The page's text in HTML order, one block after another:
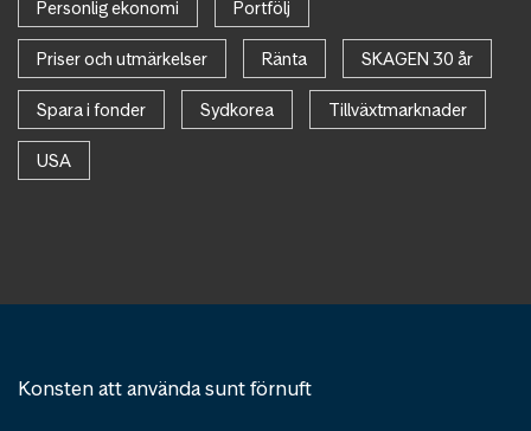
Personlig ekonomi Portfölj
Priser och utmärkelser Ränta SKAGEN 30 år
Spara i fonder Sydkorea Tillväxtmarknader
USA
Konsten att använda sunt förnuft